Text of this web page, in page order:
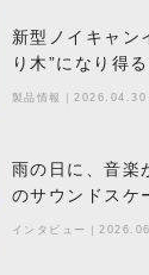
新型ノイキャン
り木”になり得
製品情報 2026.04.30
雨の日に、音楽
のサウンドスケ
インタビュー